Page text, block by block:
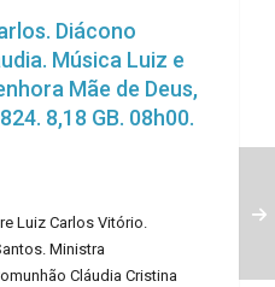
Diácono
Música Luiz e
Mãe de Deus,
8,18 GB. 08h00.
Luiz Carlos Vitório.
Ministra
Cláudia Cristina